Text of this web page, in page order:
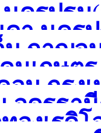
นครปฐม
า นคร
ม กาญจ
เกษตร
ม กรุง
อุดรธานี
องเรดิโ